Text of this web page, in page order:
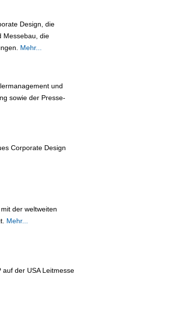
Design, die
Messebau, die
Mehr...
und
sowie der Presse-
Corporate Design
der weltweiten
Mehr...
auf der USA Leitmesse